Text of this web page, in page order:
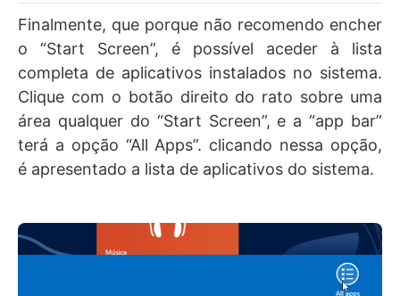
Finalmente, que porque não recomendo encher
o “Start Screen”, é possível aceder à lista
completa de aplicativos instalados no sistema.
Clique com o botão direito do rato sobre uma
área qualquer do “Start Screen”, e a “app bar”
terá a opção “All Apps”. clicando nessa opção,
é apresentado a lista de aplicativos do sistema.